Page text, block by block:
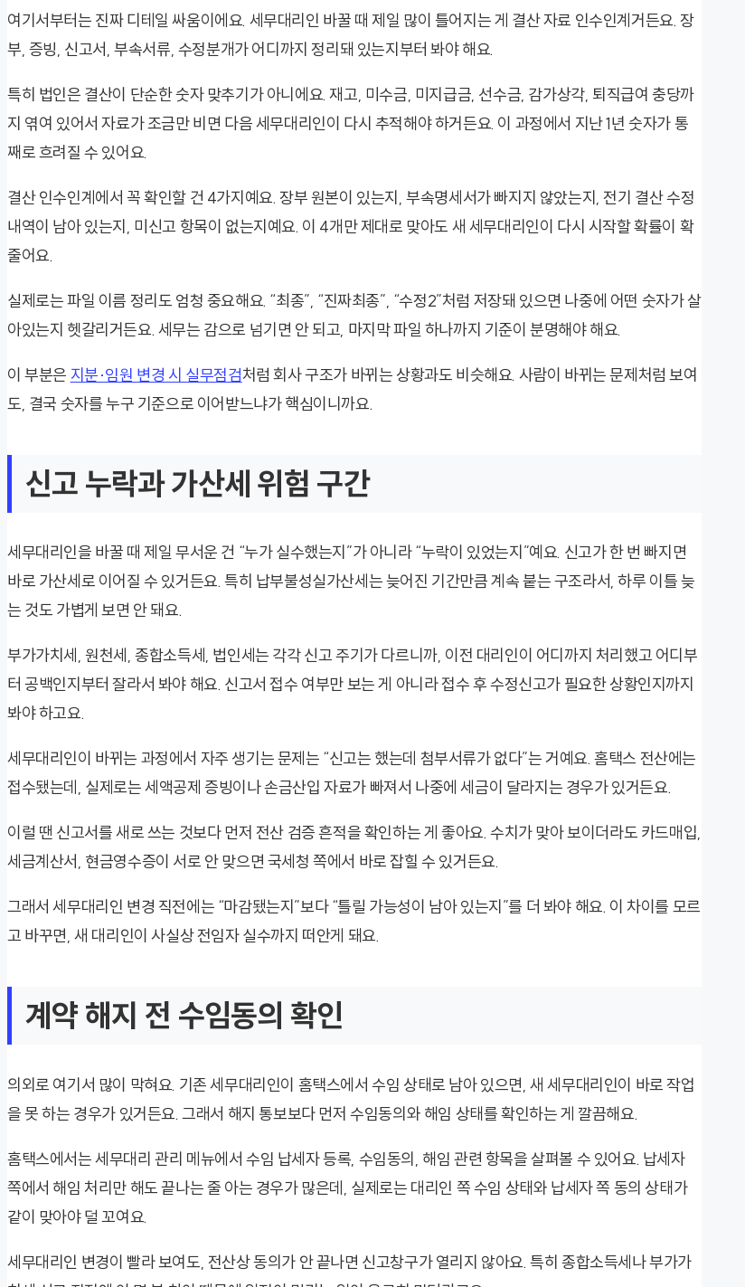
여기서부터는 진짜 디테일 싸움이에요. 세무대리인 바꿀 때 제일 많이 틀어지는 게 결산 자료 인수인계거든요. 장
부, 증빙, 신고서, 부속서류, 수정분개가 어디까지 정리돼 있는지부터 봐야 해요.
특히 법인은 결산이 단순한 숫자 맞추기가 아니에요. 재고, 미수금, 미지급금, 선수금, 감가상각, 퇴직급여 충당까
지 엮여 있어서 자료가 조금만 비면 다음 세무대리인이 다시 추적해야 하거든요. 이 과정에서 지난 1년 숫자가 통
째로 흐려질 수 있어요.
결산 인수인계에서 꼭 확인할 건 4가지예요. 장부 원본이 있는지, 부속명세서가 빠지지 않았는지, 전기 결산 수정
내역이 남아 있는지, 미신고 항목이 없는지예요. 이 4개만 제대로 맞아도 새 세무대리인이 다시 시작할 확률이 확
줄어요.
실제로는 파일 이름 정리도 엄청 중요해요. “최종”, “진짜최종”, “수정2”처럼 저장돼 있으면 나중에 어떤 숫자가 살
아있는지 헷갈리거든요. 세무는 감으로 넘기면 안 되고, 마지막 파일 하나까지 기준이 분명해야 해요.
이 부분은 지분·임원 변경 시 실무점검처럼 회사 구조가 바뀌는 상황과도 비슷해요. 사람이 바뀌는 문제처럼 보여
도, 결국 숫자를 누구 기준으로 이어받느냐가 핵심이니까요.
신고 누락과 가산세 위험 구간
세무대리인을 바꿀 때 제일 무서운 건 “누가 실수했는지”가 아니라 “누락이 있었는지”예요. 신고가 한 번 빠지면
바로 가산세로 이어질 수 있거든요. 특히 납부불성실가산세는 늦어진 기간만큼 계속 붙는 구조라서, 하루 이틀 늦
는 것도 가볍게 보면 안 돼요.
부가가치세, 원천세, 종합소득세, 법인세는 각각 신고 주기가 다르니까, 이전 대리인이 어디까지 처리했고 어디부
터 공백인지부터 잘라서 봐야 해요. 신고서 접수 여부만 보는 게 아니라 접수 후 수정신고가 필요한 상황인지까지
봐야 하고요.
세무대리인이 바뀌는 과정에서 자주 생기는 문제는 “신고는 했는데 첨부서류가 없다”는 거예요. 홈택스 전산에는
접수됐는데, 실제로는 세액공제 증빙이나 손금산입 자료가 빠져서 나중에 세금이 달라지는 경우가 있거든요.
이럴 땐 신고서를 새로 쓰는 것보다 먼저 전산 검증 흔적을 확인하는 게 좋아요. 수치가 맞아 보이더라도 카드매입,
세금계산서, 현금영수증이 서로 안 맞으면 국세청 쪽에서 바로 잡힐 수 있거든요.
그래서 세무대리인 변경 직전에는 “마감됐는지”보다 “틀릴 가능성이 남아 있는지”를 더 봐야 해요. 이 차이를 모르
고 바꾸면, 새 대리인이 사실상 전임자 실수까지 떠안게 돼요.
계약 해지 전 수임동의 확인
의외로 여기서 많이 막혀요. 기존 세무대리인이 홈택스에서 수임 상태로 남아 있으면, 새 세무대리인이 바로 작업
을 못 하는 경우가 있거든요. 그래서 해지 통보보다 먼저 수임동의와 해임 상태를 확인하는 게 깔끔해요.
홈택스에서는 세무대리 관리 메뉴에서 수임 납세자 등록, 수임동의, 해임 관련 항목을 살펴볼 수 있어요. 납세자
쪽에서 해임 처리만 해도 끝나는 줄 아는 경우가 많은데, 실제로는 대리인 쪽 수임 상태와 납세자 쪽 동의 상태가
같이 맞아야 덜 꼬여요.
세무대리인 변경이 빨라 보여도, 전산상 동의가 안 끝나면 신고창구가 열리지 않아요. 특히 종합소득세나 부가가